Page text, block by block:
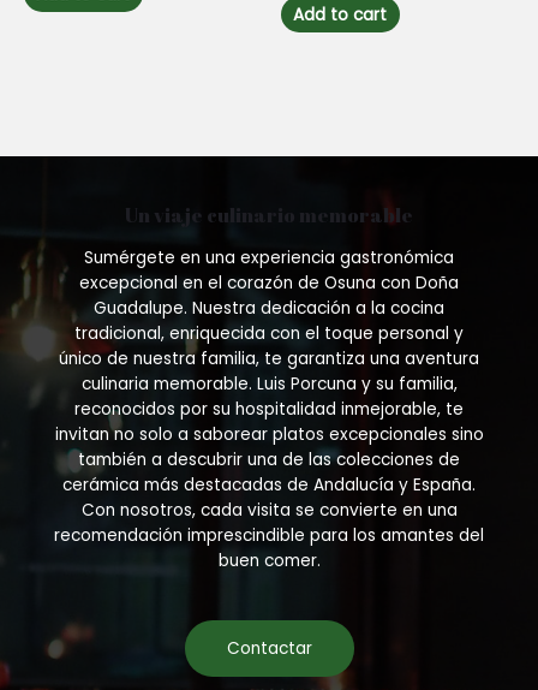
of
5
Add to cart
Un viaje culinario memorable
Sumérgete en una experiencia gastronómica
excepcional en el corazón de Osuna con Doña
Guadalupe. Nuestra dedicación a la cocina
tradicional, enriquecida con el toque personal y
único de nuestra familia, te garantiza una aventura
culinaria memorable. Luis Porcuna y su familia,
reconocidos por su hospitalidad inmejorable, te
invitan no solo a saborear platos excepcionales sino
también a descubrir una de las colecciones de
cerámica más destacadas de Andalucía y España.
Con nosotros, cada visita se convierte en una
recomendación imprescindible para los amantes del
buen comer.
Contactar